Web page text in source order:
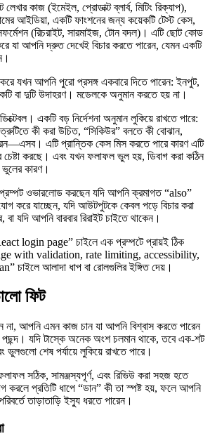
কাজ (ইমেইল, প্রোডাক্ট ব্লার্ব, মিটিং রিক্যাপ),
আইডিয়া, একটি ফাংশনের জন্য কয়েকটি টেস্ট কেস,
(রিচরাইট, সারমাইজ, টোন বদল)। এটি ছোট কোড
যা আপনি দ্রুত দেখেই বিচার করতে পারেন, যেমন একটি
যখন আপনি পুরো প্রসঙ্গ একবারে দিতে পারেন: ইনপুট,
বা দুটি উদাহরণ। মডেলকে অনুমান করতে হয় না।
একটি বড় নির্দেশনা অনুমান লুকিয়ে রাখতে পারে:
কী করা উচিত, “সিকিউর” বলতে কী বোঝান,
এটি প্রান্তিক কেস মিস করতে পারে কারণ এটি
চেষ্টা করছে। এবং যখন ফলাফল ভুল হয়, ডিবাগ করা কঠিন
কারণ।
ওভারলোড করছেন যদি আপনি ক্রমাগত “also”
করে যাচ্ছেন, যদি আউটপুটকে কেবল পড়ে বিচার করা
বা যদি আপনি বারবার রিরাইট চাইতে থাকেন।
login page” চাইলে এক প্রম্পটে প্রায়ই ঠিক
with validation, rate limiting, accessibility,
চাইলে আলাদা ধাপ বা রোলগুলির ইঙ্গিত দেয়।
ফিট
আপনি এমন কাজ চান যা আপনি বিশ্বাস করতে পারেন
যদি টাস্কে অনেক অংশ চলমান থাকে, তবে এক-শট
ভুলগুলো শেষ পর্যায়ে লুকিয়ে রাখতে পারে।
সঠিক, সামঞ্জস্যপূর্ণ, এবং রিভিউ করা সহজ হতে
প্রতিটি ধাপে “ডান” কী তা স্পষ্ট হয়, ফলে আপনি
তাড়াতাড়ি ইস্যু ধরতে পারেন।